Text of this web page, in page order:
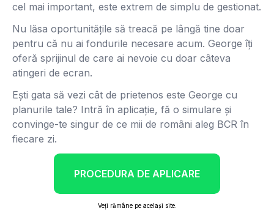
cel mai important, este extrem de simplu de gestionat.
Nu lăsa oportunitățile să treacă pe lângă tine doar
pentru că nu ai fondurile necesare acum. George îți
oferă sprijinul de care ai nevoie cu doar câteva
atingeri de ecran.
Ești gata să vezi cât de prietenos este George cu
planurile tale? Intră în aplicație, fă o simulare și
convinge-te singur de ce mii de români aleg BCR în
fiecare zi.
PROCEDURA DE APLICARE
Veți rămâne pe același site.